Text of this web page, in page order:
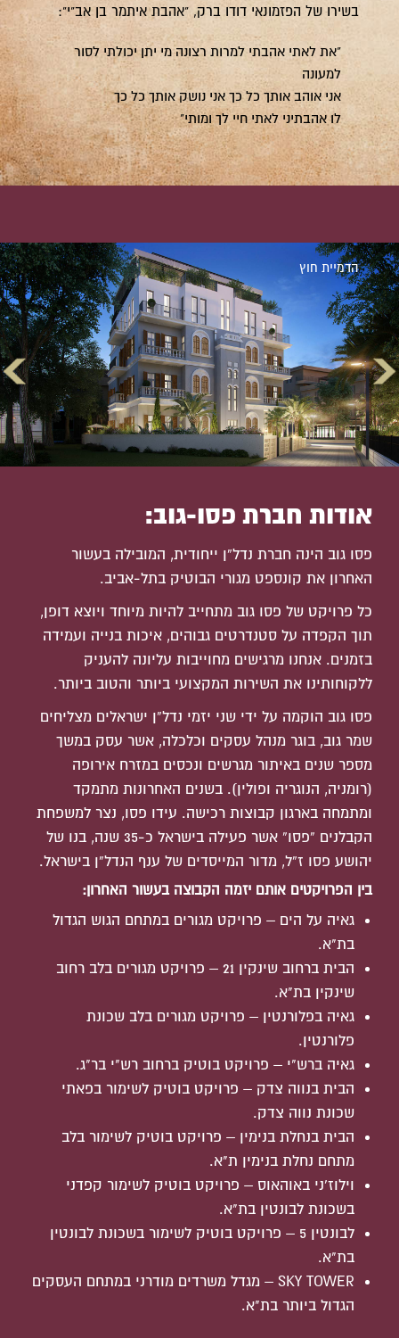
בשירו של הפזמונאי דודו ברק, "אהבת איתמר בן אב"י":
"את לאתי אהבתי למרות רצונה מי יתן יכולתי לסור
למעונה
אני אוהב אותך כל כך אני נושק אותך כל כך
לו אהבתיני לאתי חיי לך ומותי"
הדמיית חוץ
אודות חברת פסו-גוב:
פסו גוב הינה חברת נדל”ן ייחודית, המובילה בעשור
האחרון את קונספט מגורי הבוטיק בתל-אביב.
כל פרויקט של פסו גוב מתחייב להיות מיוחד ויוצא דופן,
תוך הקפדה על סטנדרטים גבוהים, איכות בנייה ועמידה
בזמנים. אנחנו מרגישים מחוייבות עליונה להעניק
ללקוחותינו את השירות המקצועי ביותר והטוב ביותר.
פסו גוב הוקמה על ידי שני יזמי נדל”ן ישראלים מצליחים
שמר גוב, בוגר מנהל עסקים וכלכלה, אשר עסק במשך
מספר שנים באיתור מגרשים ונכסים במזרח אירופה
(רומניה, הנוגריה ופולין). בשנים האחרונות מתמקד
ומתמחה בארגון קבוצות רכישה. עידו פסו, נצר למשפחת
הקבלנים “פסו” אשר פעילה בישראל כ-35 שנה, בנו של
יהושע פסו ז”ל, מדור המייסדים של ענף הנדל”ן בישראל.
בין הפרויקטים אותם יזמה הקבוצה בעשור האחרון:
גאיה על הים – פרויקט מגורים במתחם הגוש הגדול
בת"א.
הבית ברחוב שינקין 21 – פרויקט מגורים בלב רחוב
שינקין בת"א.
גאיה בפלורנטין – פרויקט מגורים בלב שכונת
פלורנטין.
גאיה ברש"י – פרויקט בוטיק ברחוב רש"י בר"ג.
הבית בנווה צדק – פרויקט בוטיק לשימור בפאתי
שכונת נווה צדק.
הבית בנחלת בנימין – פרויקט בוטיק לשימור בלב
מתחם נחלת בנימין ת"א.
וילוז'ני באוהאוס – פרויקט בוטיק לשימור קפדני
בשכונת לבונטין בת"א.
לבונטין 5 – פרויקט בוטיק לשימור בשכונת לבונטין
בת"א.
SKY TOWER – מגדל משרדים מודרני במתחם העסקים
הגדול ביותר בת"א.